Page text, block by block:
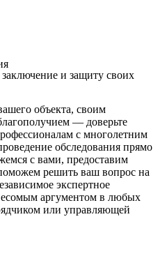
и защиту своих
объекта, своим
— доверьте
с многолетним
обследования прямо
с вами, предоставим
решить ваш вопрос на
экспертное
аргументом в любых
или управляющей